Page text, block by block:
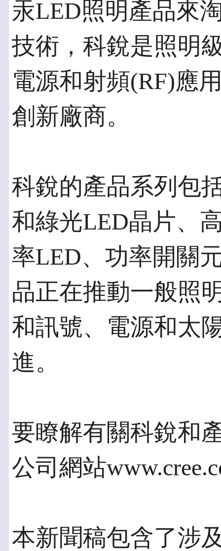
汞LED照明產品來
技術，科銳是照明
電源和射頻(RF)應
創新廠商。
科銳的產品系列包
和綠光LED晶片、
率LED、功率開關
品正在推動一般照
和訊號、電源和太
進。
要瞭解有關科銳和
公司網站
本新聞稿包含了涉